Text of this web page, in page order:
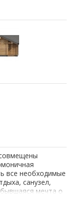
все необходимые
санузел,
мечта о
лоне природы.